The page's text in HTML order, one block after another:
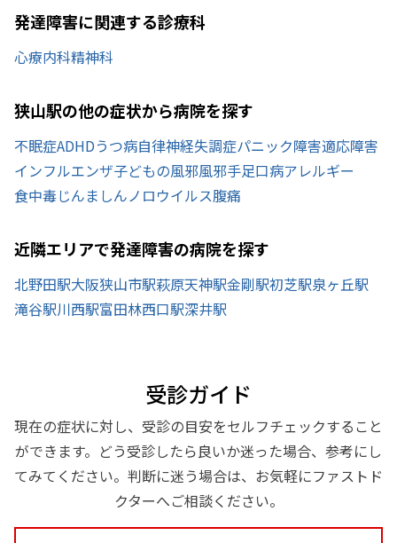
発達障害に関連する診療科
心療内科精神科
狭山駅の他の症状から病院を探す
不眠症ADHDうつ病自律神経失調症パニック障害適応障害
インフルエンザ子どもの風邪風邪手足口病アレルギー
食中毒じんましんノロウイルス腹痛
近隣エリアで発達障害の病院を探す
北野田駅大阪狭山市駅萩原天神駅金剛駅初芝駅泉ヶ丘駅
滝谷駅川西駅富田林西口駅深井駅
受診ガイド
現在の症状に対し、受診の目安をセルフチェックすること
ができます。どう受診したら良いか迷った場合、参考にし
てみてください。判断に迷う場合は、お気軽にファストド
クターへご相談ください。